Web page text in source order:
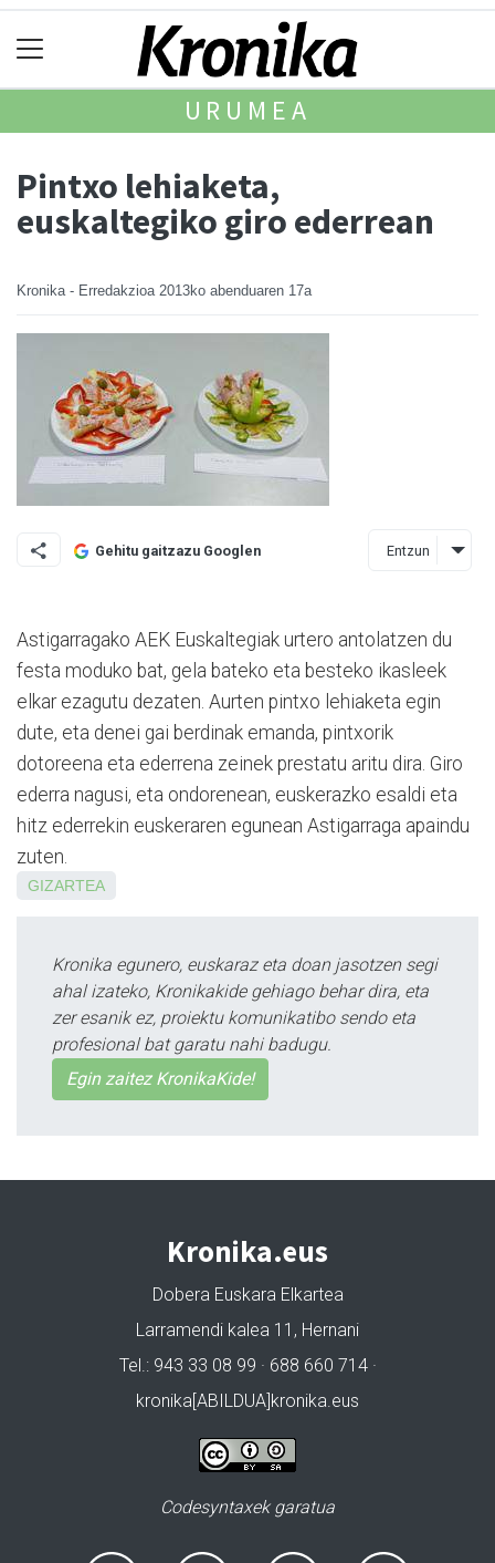
URUMEA
Pintxo lehiaketa,
euskaltegiko giro ederrean
Kronika - Erredakzioa 2013ko abenduaren 17a
Gehitu gaitzazu Googlen Entzun
Astigarragako AEK Euskaltegiak urtero antolatzen du
festa moduko bat, gela bateko eta besteko ikasleek
elkar ezagutu dezaten. Aurten pintxo lehiaketa egin
dute, eta denei gai berdinak emanda, pintxorik
dotoreena eta ederrena zeinek prestatu aritu dira. Giro
ederra nagusi, eta ondorenean, euskerazko esaldi eta
hitz ederrekin euskeraren egunean Astigarraga apaindu
zuten.
GIZARTEA
Kronika egunero, euskaraz eta doan jasotzen segi
ahal izateko, Kronikakide gehiago behar dira, eta
zer esanik ez, proiektu komunikatibo sendo eta
profesional bat garatu nahi badugu.
Egin zaitez KronikaKide!
Kronika.eus
Dobera Euskara Elkartea
Larramendi kalea 11, Hernani
Tel.: 943 33 08 99 · 688 660 714 ·
kronika[ABILDUA]kronika.eus
Codesyntaxek garatua